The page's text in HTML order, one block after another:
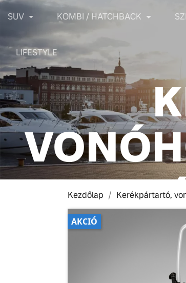
SUV KOMBI / HATCHBACK
LIFESTYLE
Kezdőlap Kerékpártartó,
AKCIÓ